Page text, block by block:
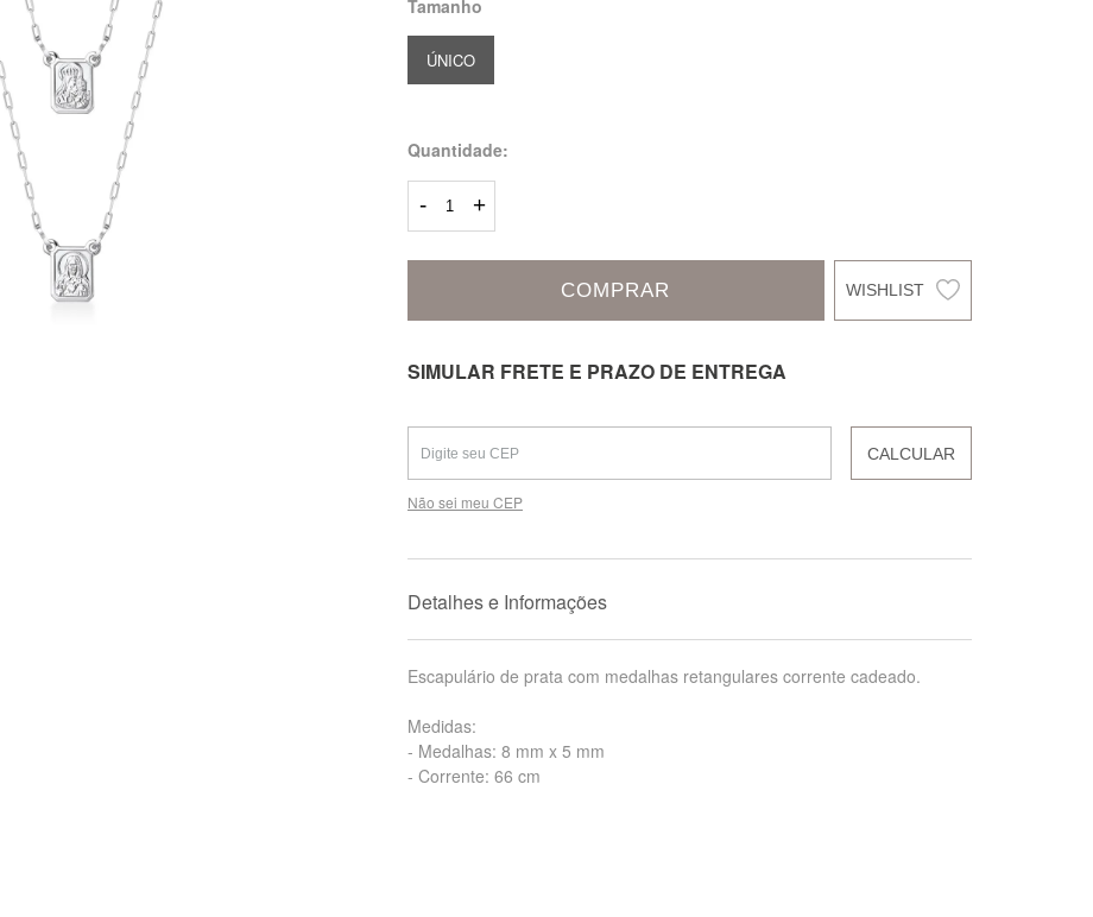
Tamanho
ÚNICO
Quantidade:
- +
COMPRAR
SIMULAR FRETE E PRAZO DE ENTREGA
CALCULAR
Não sei meu CEP
Detalhes e Informações
Escapulário de prata com medalhas retangulares corrente cadeado.
Medidas:
- Medalhas: 8 mm x 5 mm
- Corrente: 66 cm